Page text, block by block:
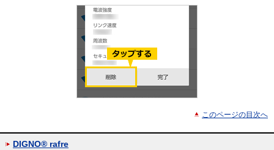
このページの目次へ
DIGNO® rafre